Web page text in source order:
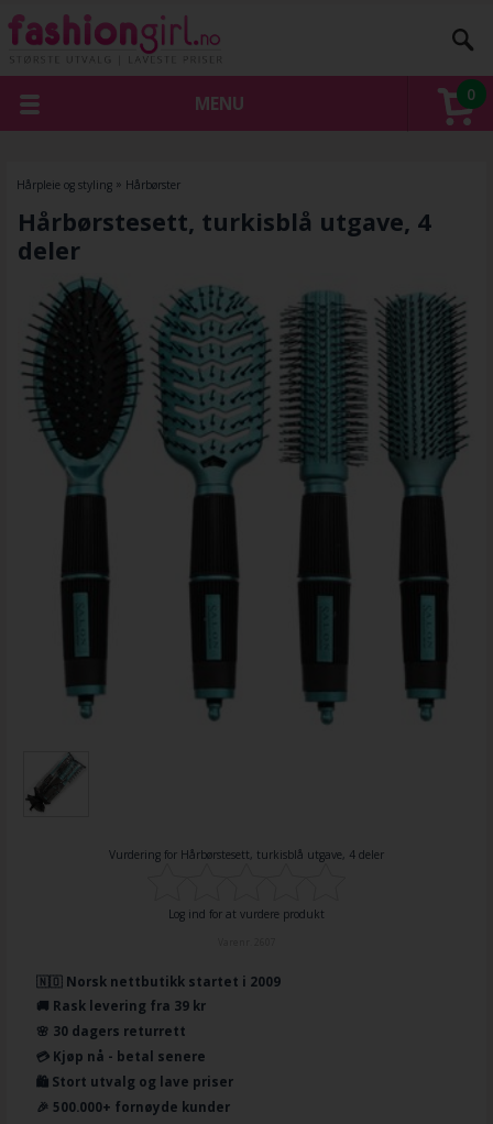
0
MENU
Hårpleie og styling» Hårbørster
Hårbørstesett, turkisblå utgave, 4
deler
Vurdering for Hårbørstesett, turkisblå utgave, 4 deler
Log ind for at vurdere produkt
🇳🇴 Norsk nettbutikk startet i 2009
🚚 Rask levering fra 39 kr
🌸 30 dagers returrett
💳 Kjøp nå - betal senere
🛍️ Stort utvalg og lave priser
🎉 500.000+ fornøyde kunder